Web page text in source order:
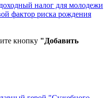
налог для молодежи
фактор риска рождения
кнопку "Добавить